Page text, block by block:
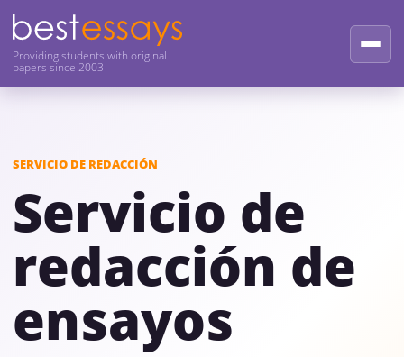
Providing students with original
papers since 2003
SERVICIO DE REDACCIÓN
Servicio de
redacción de
ensayos